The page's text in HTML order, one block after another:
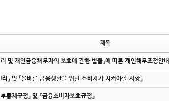
제목
리 및 개인금융채무자의 보호에 관한 법률」에 따른 개인채무조정안내
리』 및 『올바른 금융생활을 위한 소비자가 지켜야할 사항』
통제규정』 및 『금융소비자보호규정』